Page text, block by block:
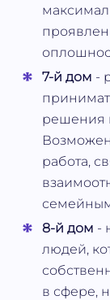
7-й дом -
решения
работа,
семейным
8-й дом -
людей,
в сфере,